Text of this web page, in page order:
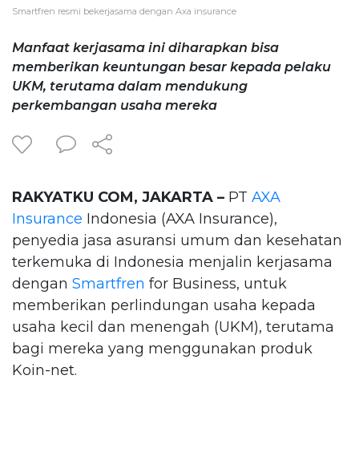
Smartfren resmi bekerjasama dengan Axa insurance
Manfaat kerjasama ini diharapkan bisa
memberikan keuntungan besar kepada pelaku
UKM, terutama dalam mendukung
perkembangan usaha mereka
RAKYATKU COM, JAKARTA – PT AXA
Insurance Indonesia (AXA Insurance),
penyedia jasa asuransi umum dan kesehatan
terkemuka di Indonesia menjalin kerjasama
dengan Smartfren for Business, untuk
memberikan perlindungan usaha kepada
usaha kecil dan menengah (UKM), terutama
bagi mereka yang menggunakan produk
Koin-net.